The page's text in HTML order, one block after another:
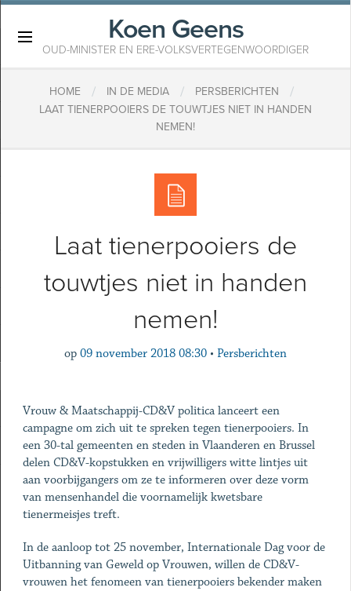
Koen Geens
OUD-MINISTER EN ERE-VOLKSVERTEGENWOORDIGER
HOME / IN DE MEDIA / PERSBERICHTEN /
LAAT TIENERPOOIERS DE TOUWTJES NIET IN HANDEN
NEMEN!
Laat tienerpooiers de
touwtjes niet in handen
nemen!
op 09 november 2018 08:30 • Persberichten
Vrouw & Maatschappij-CD&V politica lanceert een
campagne om zich uit te spreken tegen tienerpooiers. In
een 30-tal gemeenten en steden in Vlaanderen en Brussel
delen CD&V-kopstukken en vrijwilligers witte lintjes uit
aan voorbijgangers om ze te informeren over deze vorm
van mensenhandel die voornamelijk kwetsbare
tienermeisjes treft.
In de aanloop tot 25 november, Internationale Dag voor de
Uitbanning van Geweld op Vrouwen, willen de CD&V-
vrouwen het fenomeen van tienerpooiers bekender maken